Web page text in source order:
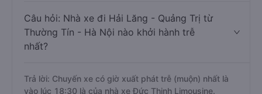
Câu hỏi: Nhà xe đi Hải Lăng - Quảng Trị từ
Thường Tín - Hà Nội nào khởi hành trễ
nhất?
Trả lời: Chuyến xe có giờ xuất phát trễ (muộn) nhất là
vào lúc 18:30 là của nhà xe Đức Thịnh Limousine.